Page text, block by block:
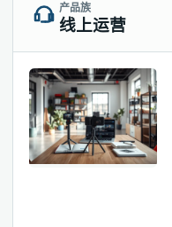
产品族
线上运营